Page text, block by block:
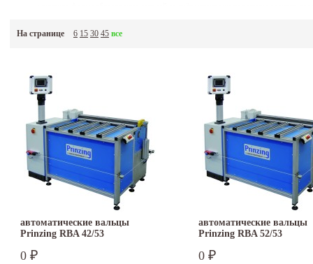
точная установка заднего вала при помощи ходового винта с цифровой
обрабатываемого листа до 4,5мм, при рабочей длине 1030мм. В стандартной
могут иметь шлифованную или полированную поверхность, повышенную
гибочный паз, а нижний и задний закладные канавки для проволоки. Двигатель
привод на 3 вала. Дополнительно вальцы могут быть оснащены боковым упором
подгибающим приспособлением с четвёртым передним валом, электроприводом
На странице 6 15 30 45 все
автоматические вальцы
Prinzing RBA 42/53
0 ₽
автоматические вальцы
Prinzing RBA 52/53
0 ₽